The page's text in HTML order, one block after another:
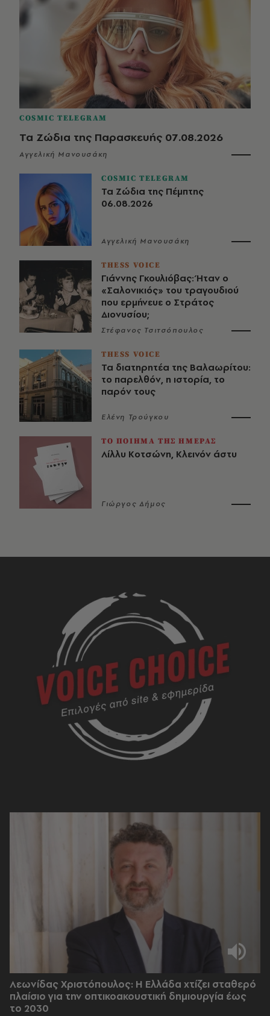
COSMIC TELEGRAM
Τα Ζώδια της Παρασκευής 07.08.2026
Αγγελική Μανουσάκη
COSMIC TELEGRAM
Τα Ζώδια της Πέμπτης
06.08.2026
Αγγελική Μανουσάκη
THESS VOICE
Γιάννης Γκουλιόβας: Ήταν ο
«Σαλονικιός» του τραγουδιού
που ερμήνευε ο Στράτος
Διονυσίου;
Στέφανος Τσιτσόπουλος
THESS VOICE
Τα διατηρητέα της Βαλαωρίτου:
το παρελθόν, η ιστορία, το
παρόν τους
Ελένη Τρούγκου
ΤΟ ΠΟΙΗΜΑ ΤΗΣ ΗΜΕΡΑΣ
Λίλλυ Κοτσώνη, Κλεινόν άστυ
Γιώργος Δήμος
Λεωνίδας Χριστόπουλος: Η Ελλάδα χτίζει σταθερό
πλαίσιο για την οπτικοακουστική δημιουργία έως
το 2030